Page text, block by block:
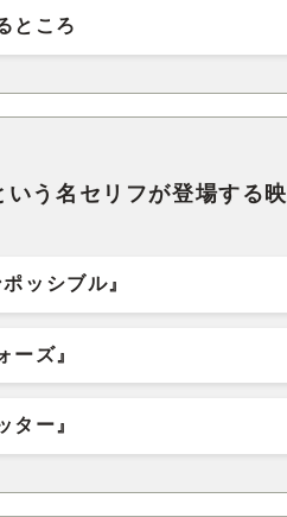
ところ
いう名セリフが登場する映
ッシブル』
ーズ』
ター』